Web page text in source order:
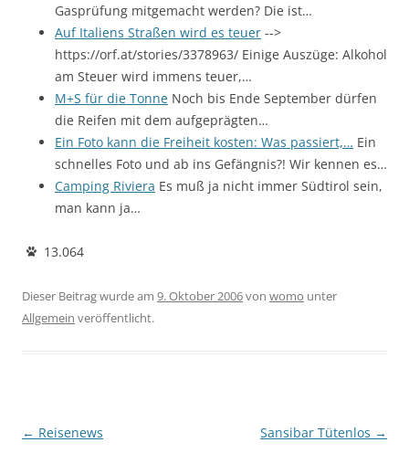
Gasprüfung mitgemacht werden? Die ist…
Auf Italiens Straßen wird es teuer -->
https://orf.at/stories/3378963/ Einige Auszüge: Alkohol
am Steuer wird immens teuer,…
M+S für die Tonne Noch bis Ende September dürfen
die Reifen mit dem aufgeprägten…
Ein Foto kann die Freiheit kosten: Was passiert,… Ein
schnelles Foto und ab ins Gefängnis?! Wir kennen es…
Camping Riviera Es muß ja nicht immer Südtirol sein,
man kann ja…
13.064
Dieser Beitrag wurde am 9. Oktober 2006von womo unter
Allgemein veröffentlicht.
Beitragsnavigation
← Reisenews Sansibar Tütenlos →